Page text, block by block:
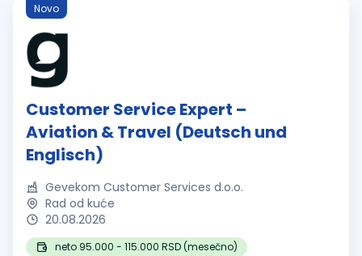
Novo
Customer Service Expert –
Aviation & Travel (Deutsch und
Englisch)
Gevekom Customer Services d.o.o.
Rad od kuće
20.08.2026
neto 95.000 - 115.000 RSD (mesečno)